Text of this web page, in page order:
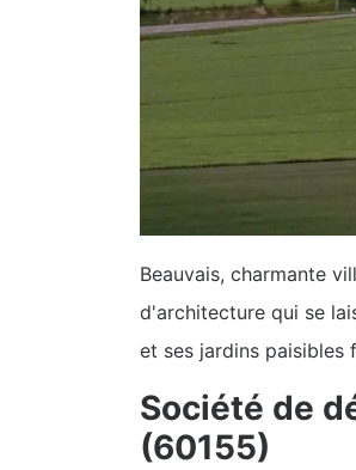
Beauvais, charmante
d'architecture qui se
et ses jardins paisibles
Société de
(60155)